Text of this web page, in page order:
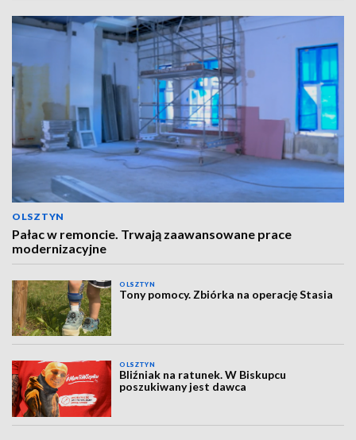
OLSZTYN
Pałac w remoncie. Trwają zaawansowane prace
modernizacyjne
OLSZTYN
Tony pomocy. Zbiórka na operację Stasia
OLSZTYN
Bliźniak na ratunek. W Biskupcu
poszukiwany jest dawca